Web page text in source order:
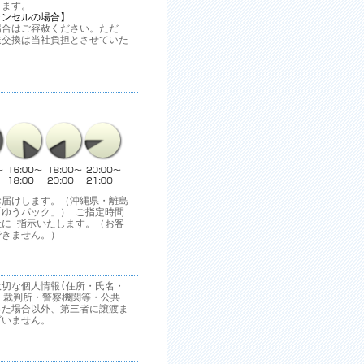
す。
セルの場合】
はご容赦ください。ただ
換は当社負担とさせていた
けします。（沖縄県・離島
うパック」） ご指定時間
指示いたします。（お客
ません。）
な個人情報(住所・氏名・
判所・警察機関等・公共
場合以外、第三者に譲渡ま
ません。